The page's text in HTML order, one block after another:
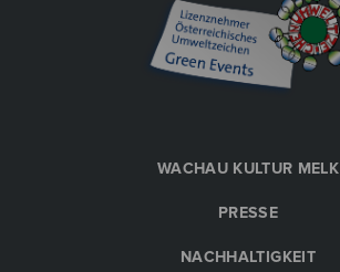
WACHAU KULTUR MELK
PRESSE
NACHHALTIGKEIT